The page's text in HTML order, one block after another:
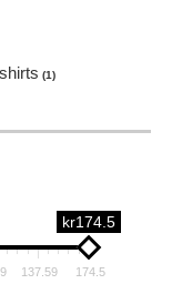
(1)
kr174.5
137.59 174.5